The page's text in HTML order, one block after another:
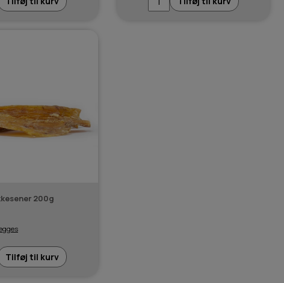
200g
Tilføj til kurv